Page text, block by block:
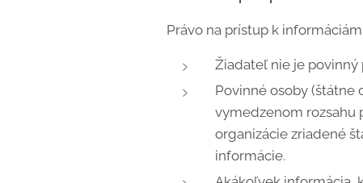
Právo na prístup k
Žiadateľ nie je povinný
Povinné osoby (štátne
vymedzenom rozsahu
organizácie zriadené
informácie.